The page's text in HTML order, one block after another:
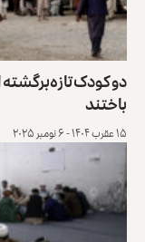
دو کودک تازه‌برگشته
باختند
۱۵ عقرب ۱۴۰۴ - ۶ نومبر ۲۰۲۵